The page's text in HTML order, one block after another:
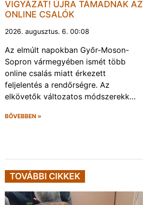
VIGYÁZAT! ÚJRA TÁMADNAK AZ
ONLINE CSALÓK
2026. augusztus. 6. 00:08
Az elmúlt napokban Győr-Moson-
Sopron vármegyében ismét több
online csalás miatt érkezett
feljelentés a rendőrségre. Az
elkövetők változatos módszerekk…
BŐVEBBEN »
TOVÁBBI CIKKEK